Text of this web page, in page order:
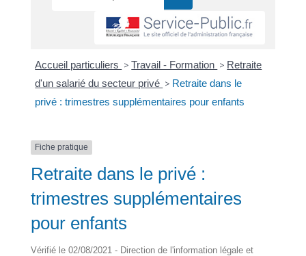
Accueil particuliers > Travail - Formation > Retraite
d'un salarié du secteur privé > Retraite dans le
privé : trimestres supplémentaires pour enfants
Fiche pratique
Retraite dans le privé :
trimestres supplémentaires
pour enfants
Vérifié le 02/08/2021 - Direction de l'information légale et